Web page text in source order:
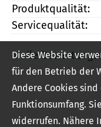
Produktqualität:
Servicequalität:
« alle
Diese Website
für den Betrieb der
Andere Cookies
Funktionsumfang.
widerrufen. Nähere